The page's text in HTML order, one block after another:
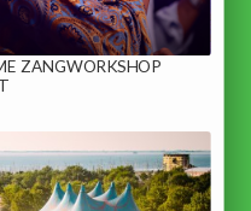
ZANGWORKSHOP